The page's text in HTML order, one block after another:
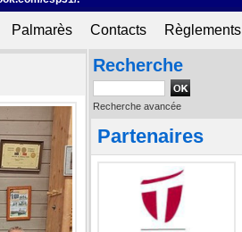
Palmarès Contacts Règlements
Recherche
Recherche avancée
Partenaires